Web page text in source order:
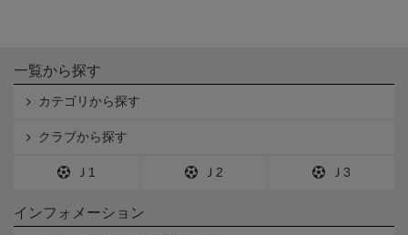
一覧から探す
カテゴリから探す
クラブから探す
Ｊ1 Ｊ2 Ｊ3
インフォメーション